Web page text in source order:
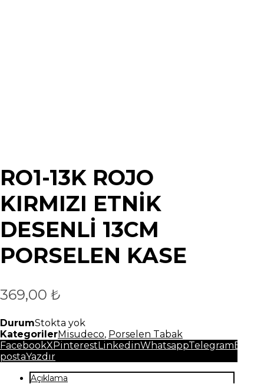
RO1-13K ROJO
KIRMIZI ETNİK
DESENLİ 13CM
PORSELEN KASE
369,00 ₺
DurumStokta yok
KategorilerMisudeco, Porselen Tabak
FacebookXPinterestLinkedinWhatsappTelegramE-
postaYazdır
Açıklama